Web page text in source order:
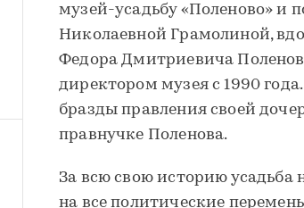
музей-усадьбу «Поленово» и
Николаевной Грамолиной,
Федора Дмитриевича
директором музея с 1990
бразды правления своей
правнучке Поленова.
За всю свою историю усадьба
на все политические